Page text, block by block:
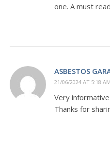
one. A must
ASBESTOS
21/06/2024 AT 5:18 AM
Very
Thanks for